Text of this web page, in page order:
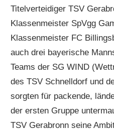
Titelverteidiger TSV
Klassenmeister SpVgg
Klassenmeister FC
auch drei bayerische
Teams der SG WIND
des TSV Schnelldorf und
sorgten für packende,
der ersten Gruppe
TSV Gerabronn seine